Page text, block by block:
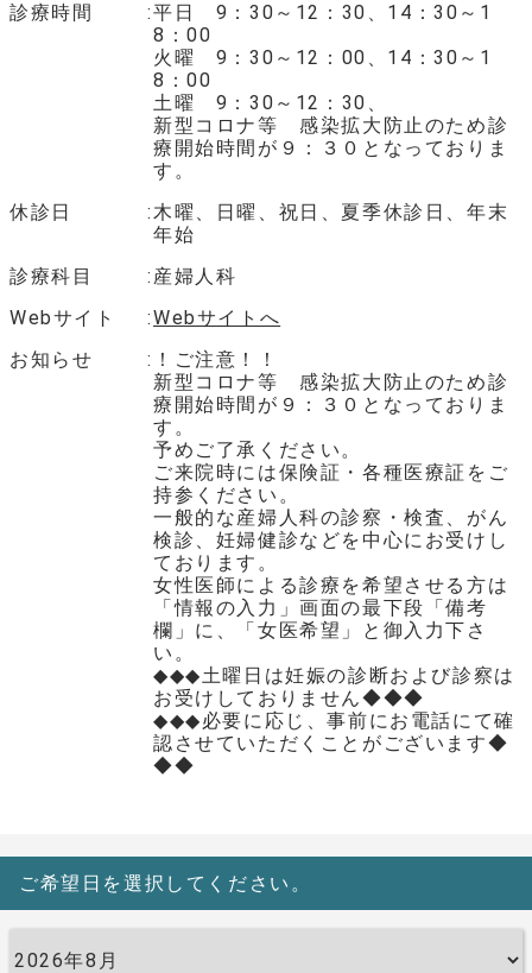
診療時間
平日 9：30～12：30、14：30～1
8：00
火曜 9：30～12：00、14：30～1
8：00
土曜 9：30～12：30、
新型コロナ等 感染拡大防止のため診
療開始時間が９：３０となっておりま
す。
休診日
木曜、日曜、祝日、夏季休診日、年末
年始
診療科目
産婦人科
Webサイト
Webサイトへ
お知らせ
！ご注意！！
新型コロナ等 感染拡大防止のため診
療開始時間が９：３０となっておりま
す。
予めご了承ください。
ご来院時には保険証・各種医療証をご
持参ください。
一般的な産婦人科の診察・検査、がん
検診、妊婦健診などを中心にお受けし
ております。
女性医師による診療を希望させる方は
「情報の入力」画面の最下段「備考
欄」に、「女医希望」と御入力下さ
い。
◆◆◆土曜日は妊娠の診断および診察は
お受けしておりません◆◆◆
◆◆◆必要に応じ、事前にお電話にて確
認させていただくことがございます◆
◆◆
ご希望日を選択してください。